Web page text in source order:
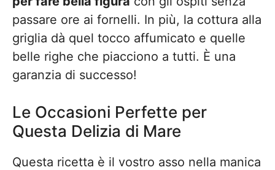
passare ore ai fornelli. In più, la cottura alla
griglia dà quel tocco affumicato e quelle
belle righe che piacciono a tutti. È una
garanzia di successo!
Le Occasioni Perfette per
Questa Delizia di Mare
Questa ricetta è il vostro asso nella manica